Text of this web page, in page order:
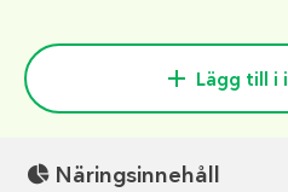
Lägg till i
Näringsinnehåll